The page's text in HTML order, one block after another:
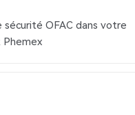
OFAC dans votre